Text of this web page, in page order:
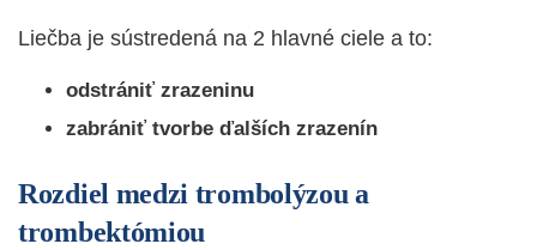
Liečba je sústredená na 2 hlavné ciele a to:
odstrániť zrazeninu
zabrániť tvorbe ďalších zrazenín
Rozdiel medzi trombolýzou a
trombektómiou